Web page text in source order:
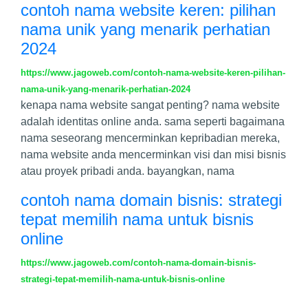
contoh nama website keren: pilihan
nama unik yang menarik perhatian
2024
https://www.jagoweb.com/contoh-nama-website-keren-pilihan-
nama-unik-yang-menarik-perhatian-2024
kenapa nama website sangat penting? nama website
adalah identitas online anda. sama seperti bagaimana
nama seseorang mencerminkan kepribadian mereka,
nama website anda mencerminkan visi dan misi bisnis
atau proyek pribadi anda. bayangkan, nama
contoh nama domain bisnis: strategi
tepat memilih nama untuk bisnis
online
https://www.jagoweb.com/contoh-nama-domain-bisnis-
strategi-tepat-memilih-nama-untuk-bisnis-online